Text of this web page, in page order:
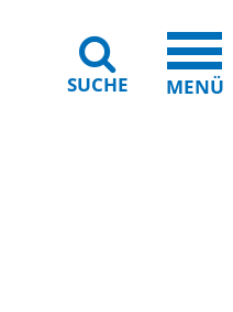
SUCHE MENÜ